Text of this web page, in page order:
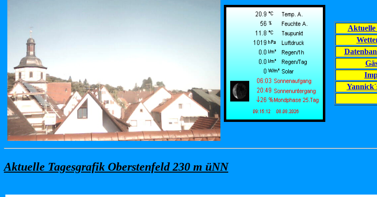
Aktuelle
Aktuelle Tagesgrafik Oberstenfeld 230 m üNN